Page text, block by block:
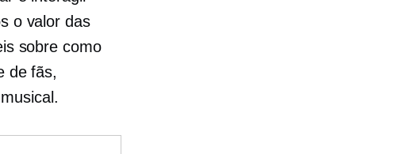
o valor das
sobre como
de fãs,